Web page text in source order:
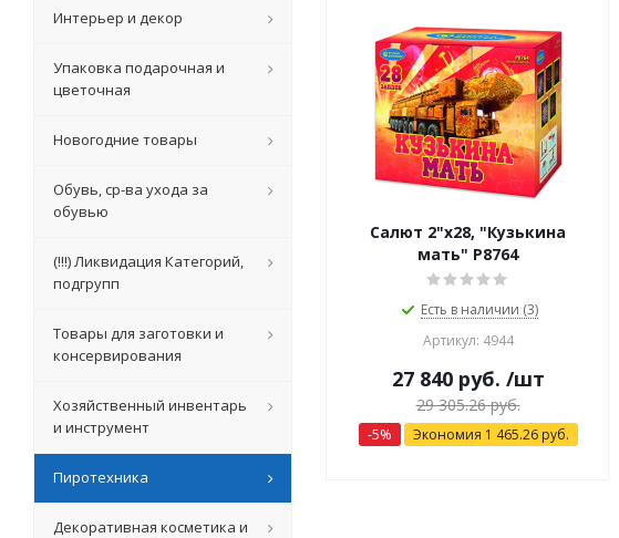
Салют 2"х28, "Кузькина
мать" Р8764
Есть в наличии (3)
Артикул: 4944
27 840руб. /шт
29 305.26руб.
-5% Экономия 1 465.26руб.
Интерьер и декор
Упаковка подарочная и
цветочная
Новогодние товары
Обувь, ср-ва ухода за
обувью
(!!!) Ликвидация Категорий,
подгрупп
Товары для заготовки и
консервирования
Хозяйственный инвентарь
и инструмент
Пиротехника
Декоративная косметика и